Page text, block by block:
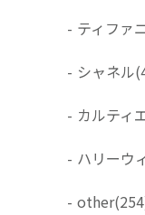
- ティファ
- シャネル
- カルティ
- ハリーウ
- other